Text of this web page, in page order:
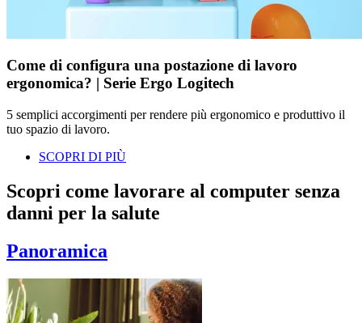
Come di configura una postazione di lavoro
ergonomica? | Serie Ergo Logitech
5 semplici accorgimenti per rendere più ergonomico e produttivo il
tuo spazio di lavoro.
SCOPRI DI PIÙ
Scopri come lavorare al computer senza
danni per la salute
Panoramica